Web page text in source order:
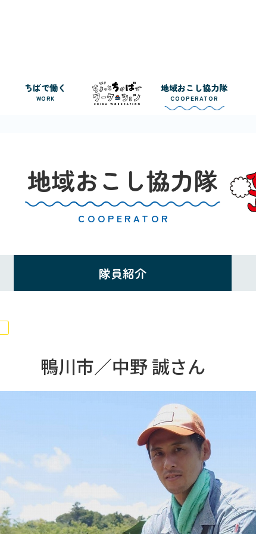
ちばで働く
WORK
地域おこし協力隊
COOPERATOR
地域おこし協力隊
COOPERATOR
隊員紹介
鴨川市／中野 誠さん